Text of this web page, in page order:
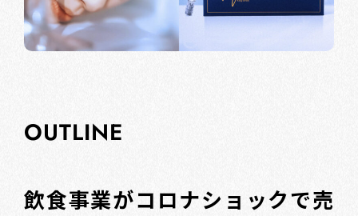
OUTLINE
飲食事業がコロナショックで売